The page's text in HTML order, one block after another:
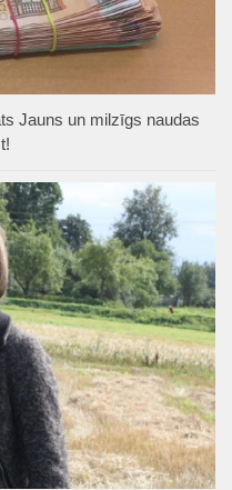
Jauns un milzīgs naudas